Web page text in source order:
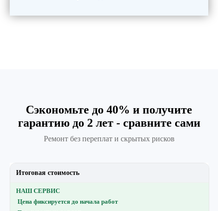
Сэкономьте до 40% и получите
гарантию до 2 лет - сравните сами
Ремонт без переплат и скрытых рисков
Итоговая стоимость
Цена фиксируется до начала работ